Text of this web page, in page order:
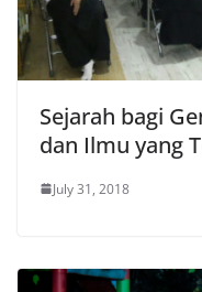
Sejarah bagi
dan Ilmu yang
July 31, 2018